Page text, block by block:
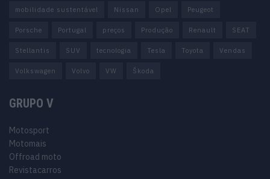
mobilidade sustentável Nissan Opel Peugeot
Porsche Portugal preços Produção Renault SEAT
Stellantis SUV tecnologia Tesla Toyota Vendas
Volkswagen Volvo VW Škoda
GRUPO V
Motosport
Motomais
Offroad moto
Revistacarros